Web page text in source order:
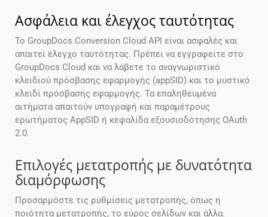
Ασφάλεια και έλεγχος ταυτότητας
Το GroupDocs.Conversion Cloud API είναι ασφαλές και
απαιτεί έλεγχο ταυτότητας. Πρέπει να εγγραφείτε στο
GroupDocs Cloud και να λάβετε το αναγνωριστικό
κλειδιού πρόσβασης εφαρμογής (appSID) και το μυστικό
κλειδί πρόσβασης εφαρμογής. Τα επαληθευμένα
αιτήματα απαιτούν υπογραφή και παραμέτρους
ερωτήματος AppSID ή κεφαλίδα εξουσιοδότησης OAuth
2.0.
Επιλογές μετατροπής με δυνατότητα
διαμόρφωσης
Προσαρμόστε τις ρυθμίσεις μετατροπής, όπως η
ποιότητα μετατροπής, το εύρος σελίδων και άλλα.